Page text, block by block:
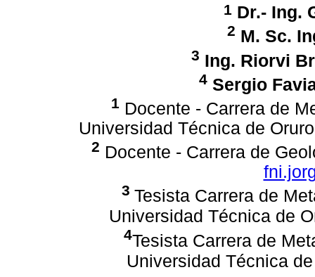
1 Dr.- Ing.
2 M. Sc.
3 Ing. Riorvi
4 Sergio
1Docente - Carrera de
Universidad Técnica de
2 Docente - Carrera de
3 Tesista Carrera de
Universidad Técnica de
4Tesista Carrera de
Universidad Técnica